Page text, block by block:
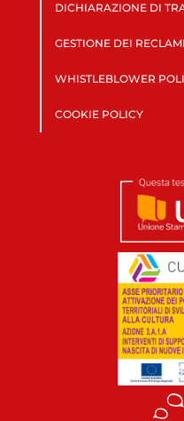
DICHIARAZIONE DI
GESTIONE DEI RECLAMI
WHISTLEBLOWER
COOKIE POLICY